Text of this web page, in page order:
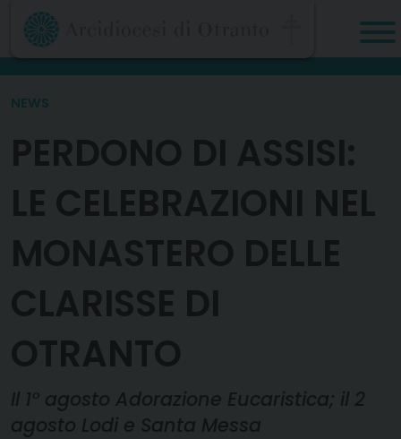
Skip
content
NEWS
PERDONO DI ASSISI:
LE CELEBRAZIONI NEL
MONASTERO DELLE
CLARISSE DI
OTRANTO
Il 1° agosto Adorazione Eucaristica; il 2
agosto Lodi e Santa Messa